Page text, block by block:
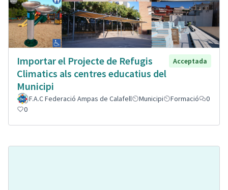
Importar el Projecte de Refugis
Climatics als centres educatius del
Municipi
Acceptada
F.A.C Federació Ampas de Calafell Municipi Formació
0
0